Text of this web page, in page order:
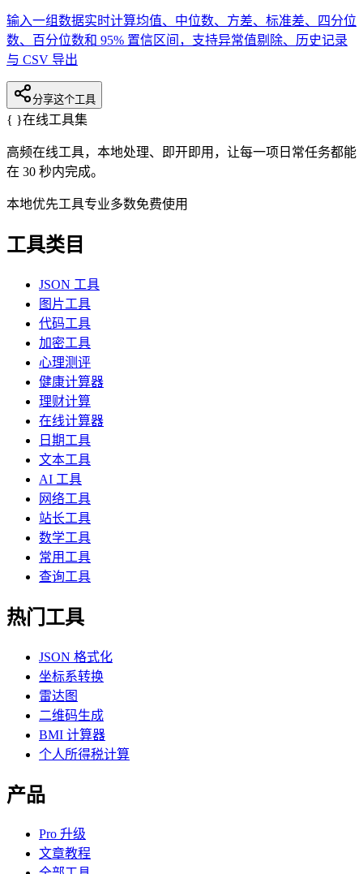
输入一组数据实时计算均值、中位数、方差、标准差、四分位
数、百分位数和 95% 置信区间，支持异常值剔除、历史记录
与 CSV 导出
分享这个工具
{ }在线工具集
高频在线工具，本地处理、即开即用，让每一项日常任务都能
在 30 秒内完成。
本地优先工具专业多数免费使用
工具类目
JSON 工具
图片工具
代码工具
加密工具
心理测评
健康计算器
理财计算
在线计算器
日期工具
文本工具
AI 工具
网络工具
站长工具
数学工具
常用工具
查询工具
热门工具
JSON 格式化
坐标系转换
雷达图
二维码生成
BMI 计算器
个人所得税计算
产品
Pro 升级
文章教程